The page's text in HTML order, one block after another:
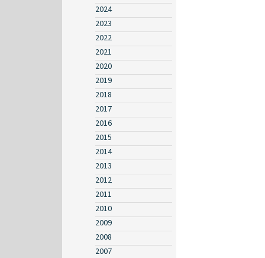
2024
2023
2022
2021
2020
2019
2018
2017
2016
2015
2014
2013
2012
2011
2010
2009
2008
2007